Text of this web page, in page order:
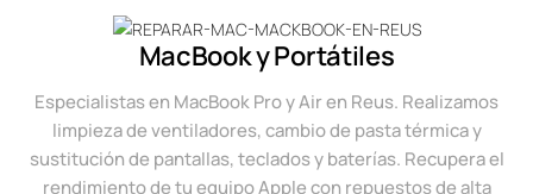
MacBook y Portátiles
Especialistas en MacBook Pro y Air en Reus. Realizamos
limpieza de ventiladores, cambio de pasta térmica y
sustitución de pantallas, teclados y baterías. Recupera el
rendimiento de tu equipo Apple con repuestos de alta